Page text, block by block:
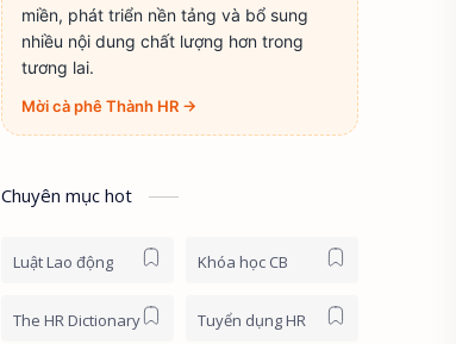
miền, phát triển nền tảng và bổ sung
nhiều nội dung chất lượng hơn trong
tương lai.
Mời cà phê Thành HR →
Chuyên mục hot
Luật Lao động Khóa học CB
The HR Dictionary Tuyển dụng HR